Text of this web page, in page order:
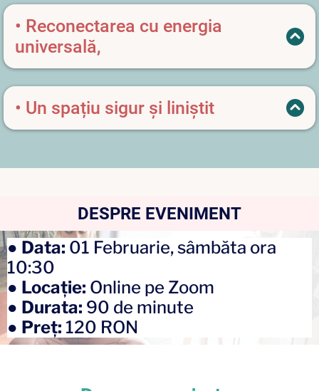
interioară.
• Reconectarea cu energia
universală,
• Un spațiu sigur și liniștit
DESPRE EVENIMENT
● Data: 01 Februarie, sâmbăta ora
10:30
● Locație: Online pe Zoom
● Durata: 90 de minute
● Preț: 120 RON